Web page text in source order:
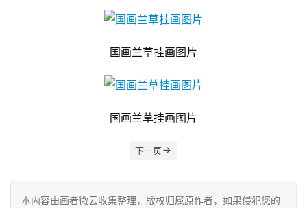
国画兰草挂画图片
国画兰草挂画图片
下一页
本内容由画者微云收集整理，版权归属原作者，如果侵犯您的